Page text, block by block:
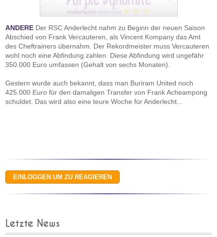
ANDERE Der RSC Anderlecht nahm zu Beginn der neuen Saison
Abschied von Frank Vercauteren, als Vincent Kompany das Amt
des Cheftrainers übernahm. Der Rekordmeister muss Vercauteren
wohl noch eine Abfindung zahlen. Diese Abfindung wird ungefähr
350.000 Euro umfassen (Gehalt von sechs Monaten).
Gestern wurde auch bekannt, dass man Buriram United noch
425.000 Euro für den damaligen Transfer von Frank Acheampong
schuldet. Das wird also eine teure Woche für Anderlecht...
Letzte News